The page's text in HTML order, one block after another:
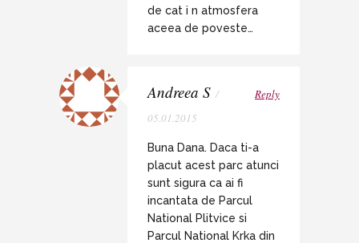
de cat i n atmosfera
aceea de poveste…
Andreea S /
05.01.2015
Reply
Buna Dana. Daca ti-a
placut acest parc atunci
sunt sigura ca ai fi
incantata de Parcul
National Plitvice si
Parcul National Krka din